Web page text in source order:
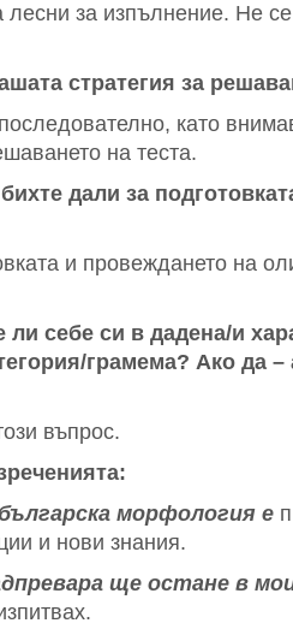
лесни за изпълнение. Не
стратегия за
като
на теста.
дали за
и провеждането на
ли себе си в дадена/и
грамема? Ако да –
въпрос.
морфология е
и нови знания.
ще остане в